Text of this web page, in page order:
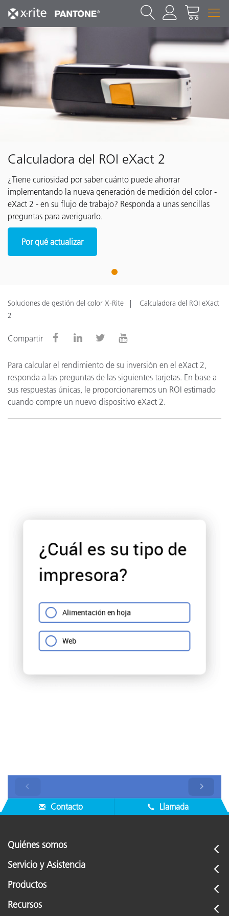
Calculadora del ROI eXact 2
¿Tiene curiosidad por saber cuánto puede ahorrar
implementando la nueva generación de medición del color -
eXact 2 - en su flujo de trabajo? Responda a unas sencillas
preguntas para averiguarlo.
Por qué actualizar
1
Soluciones de gestión del color X-Rite
Calculadora del ROI eXact
2
Compartir
Para calcular el rendimiento de su inversión en el eXact 2,
responda a las preguntas de las siguientes tarjetas. En base a
sus respuestas únicas, le proporcionaremos un ROI estimado
cuando compre un nuevo dispositivo eXact 2.
Contacto Llamada
Quiénes somos
Servicio y Asistencia
Productos
Recursos